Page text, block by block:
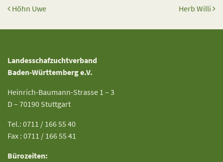
Beitrags-Navigation
Höhn Uwe Herb Willi
Landesschafzuchtverband
Baden-Württemberg e.V.
Heinrich-Baumann-Strasse 1 – 3
D – 70190 Stuttgart
Tel.: 0711 / 166 55 40
Fax : 0711 / 166 55 41
Bürozeiten: